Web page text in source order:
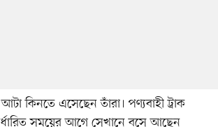
কিনতে এসেছেন তাঁরা। পণ্যবাহী ট্রাক
সময়ের আগে সেখানে বসে আছেন